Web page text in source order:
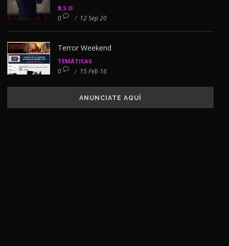
B.S.O
0 / 12 Sep 20
Terror Weekend
TEMÁTICAS
0 / 15 Feb 16
ANUNCIATE AQUÍ